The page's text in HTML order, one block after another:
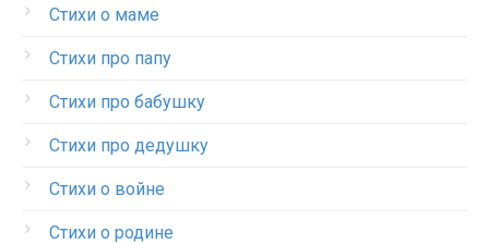
Стихи о маме
Стихи про папу
Стихи про бабушку
Стихи про дедушку
Стихи о войне
Стихи о родине